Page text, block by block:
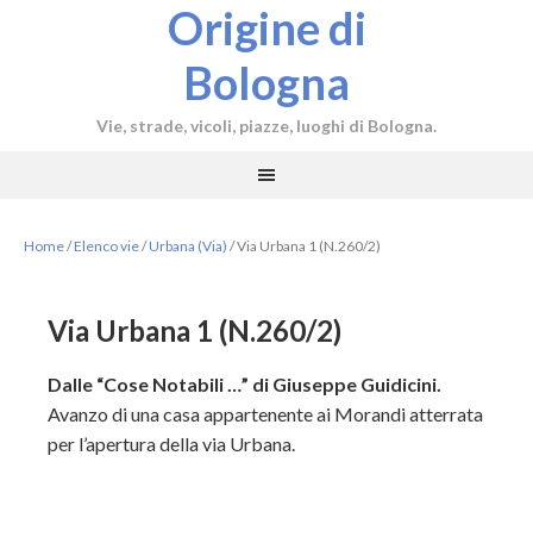
Origine di
Bologna
Vie, strade, vicoli, piazze, luoghi di Bologna.
Home/Elenco vie/Urbana (Via) /Via Urbana 1 (N.260/2)
Via Urbana 1 (N.260/2)
Dalle “Cose Notabili …” di Giuseppe Guidicini.
Avanzo di una casa appartenente ai Morandi atterrata
per l’apertura della via Urbana.